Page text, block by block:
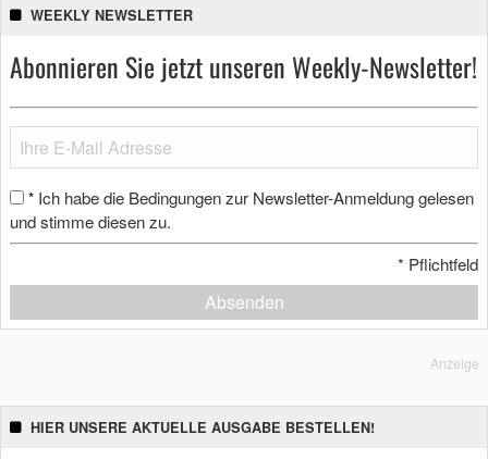
WEEKLY NEWSLETTER
Abonnieren Sie jetzt unseren Weekly-Newsletter!
* Ich habe die Bedingungen zur Newsletter-Anmeldung gelesen
und stimme diesen zu.
* Pflichtfeld
Absenden
Anzeige
HIER UNSERE AKTUELLE AUSGABE BESTELLEN!